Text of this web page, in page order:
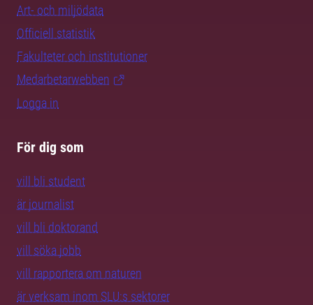
Art- och miljödata
Officiell statistik
Fakulteter och institutioner
Medarbetarwebben
Logga in
För dig som
vill bli student
är journalist
vill bli doktorand
vill söka jobb
vill rapportera om naturen
är verksam inom SLU:s sektorer